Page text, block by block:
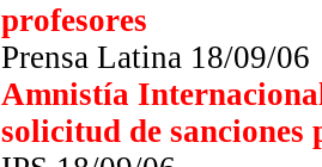
profesores
Prensa Latina 18/09/06
Amnistía
solicitud de sanciones